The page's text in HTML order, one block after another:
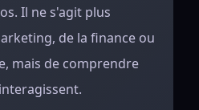
Il ne s'agit plus
de la finance ou
mais de comprendre